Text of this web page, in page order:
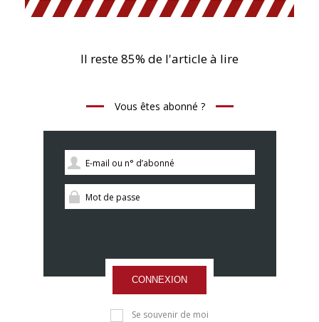
Il reste 85% de l'article à lire
Vous êtes abonné ?
CONNEXION
Se souvenir de moi